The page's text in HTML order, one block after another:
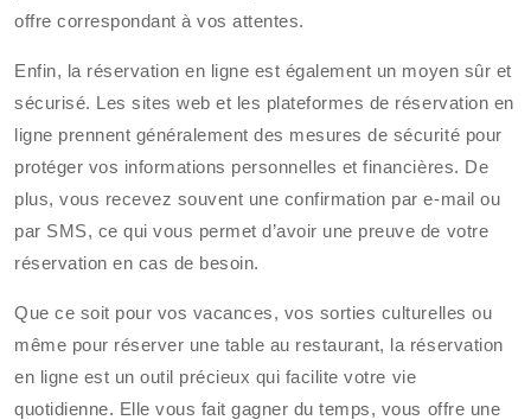
offre correspondant à vos attentes.
Enfin, la réservation en ligne est également un moyen sûr et
sécurisé. Les sites web et les plateformes de réservation en
ligne prennent généralement des mesures de sécurité pour
protéger vos informations personnelles et financières. De
plus, vous recevez souvent une confirmation par e-mail ou
par SMS, ce qui vous permet d’avoir une preuve de votre
réservation en cas de besoin.
Que ce soit pour vos vacances, vos sorties culturelles ou
même pour réserver une table au restaurant, la réservation
en ligne est un outil précieux qui facilite votre vie
quotidienne. Elle vous fait gagner du temps, vous offre une